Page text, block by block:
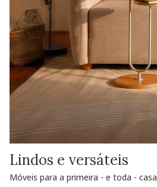
Lindos e versáteis
Móveis para a primeira - e toda - casa